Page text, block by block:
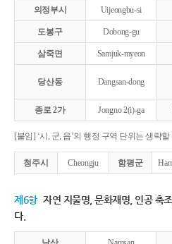
의정부시 Uijeongbu-si
도봉구 Dobong-gu
삼죽면 Samjuk-myeon
당산동 Dangsan-dong
종로 2가 Jongno 2(i)-ga
[붙임] ‘시, 군, 읍’의 행정 구역 단위는 생략할
청주시 Cheongju 함평군
제6항 자연 지물명, 문화재명, 인공 축
다.